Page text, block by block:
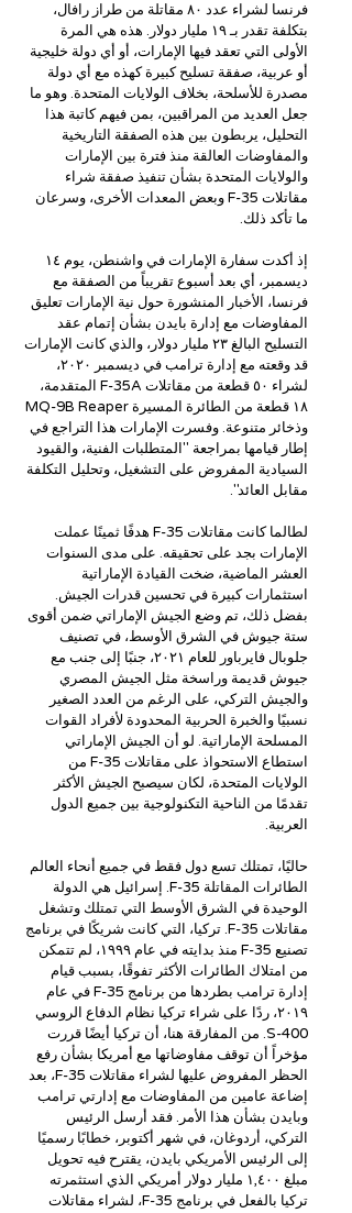
فرنسا لشراء عدد ٨٠ مقاتلة من طراز رافال،
بتكلفة تقدر بـ ١٩ مليار دولار. هذه هي المرة
الأولى التي تعقد فيها الإمارات، أو أي دولة خليجية
أو عربية، صفقة تسليح كبيرة كهذه مع أي دولة
مصدرة للأسلحة، بخلاف الولايات المتحدة. وهو ما
جعل العديد من المراقبين، بمن فيهم كاتبة هذا
التحليل، يربطون بين هذه الصفقة التاريخية
والمفاوضات العالقة منذ فترة بين الإمارات
والولايات المتحدة بشأن تنفيذ صفقة شراء
مقاتلات F-35 وبعض المعدات الأخرى، وسرعان
ما تأكد ذلك.
ديسمبر، أي بعد أسبوع تقريباً من الصفقة مع
فرنسا، الأخبار المنشورة حول نية الإمارات تعليق
المفاوضات مع إدارة بايدن بشأن إتمام عقد
التسليح البالغ ٢٣ مليار دولار، والذي كانت الإمارات
قد وقعته مع إدارة ترامب في ديسمبر ٢٠٢٠،
لشراء ٥٠ قطعة من مقاتلات F-35A المتقدمة،
وذخائر متنوعة. وفسرت الإمارات هذا التراجع في
إطار قيامها بمراجعة "المتطلبات الفنية، والقيود
السيادية المفروض على التشغيل، وتحليل التكلفة
مقابل العائد".
لطالما كانت مقاتلات F-35 هدفًا ثمينًا عملت
الإمارات بجد على تحقيقه. على مدى السنوات
العشر الماضية، ضخت القيادة الإماراتية
استثمارات كبيرة في تحسين قدرات الجيش.
بفضل ذلك، تم وضع الجيش الإماراتي ضمن أقوى
ستة جيوش في الشرق الأوسط، في تصنيف
جلوبال فايرباور للعام ٢٠٢١، جنبًا إلى جنب مع
جيوش قديمة وراسخة مثل الجيش المصري
والجيش التركي، على الرغم من العدد الصغير
نسبيًا والخبرة الحربية المحدودة لأفراد القوات
المسلحة الإماراتية. لو أن الجيش الإماراتي
استطاع الاستحواذ على مقاتلات F-35 من
الولايات المتحدة، لكان سيصبح الجيش الأكثر
تقدمًا من الناحية التكنولوجية بين جميع الدول
العربية.
حاليًا، تمتلك تسع دول فقط في جميع أنحاء العالم
الطائرات المقاتلة F-35. إسرائيل هي الدولة
الوحيدة في الشرق الأوسط التي تمتلك وتشغل
مقاتلات F-35. تركيا، التي كانت شريكًا في برنامج
تصنيع F-35 منذ بدايته في عام ١٩٩٩، لم تتمكن
من امتلاك الطائرات الأكثر تفوقًا، بسبب قيام
إدارة ترامب بطردها من برنامج F-35 في عام
٢٠١٩، ردًا على شراء تركيا نظام الدفاع الروسي
S-400. من المفارقة هنا، أن تركيا أيضًا قررت
مؤخراً أن توقف مفاوضاتها مع أمريكا بشأن رفع
الحظر المفروض عليها لشراء مقاتلات F-35، بعد
إضاعة عامين من المفاوضات مع إدارتي ترامب
وبايدن بشأن هذا الأمر. فقد أرسل الرئيس
التركي، أردوغان، في شهر أكتوبر، خطابًا رسميًا
إلى الرئيس الأمريكي بايدن، يقترح فيه تحويل
مبلغ ١,٤٠٠ مليار دولار أمريكي الذي استثمرته
تركيا بالفعل في برنامج F-35، لشراء مقاتلات